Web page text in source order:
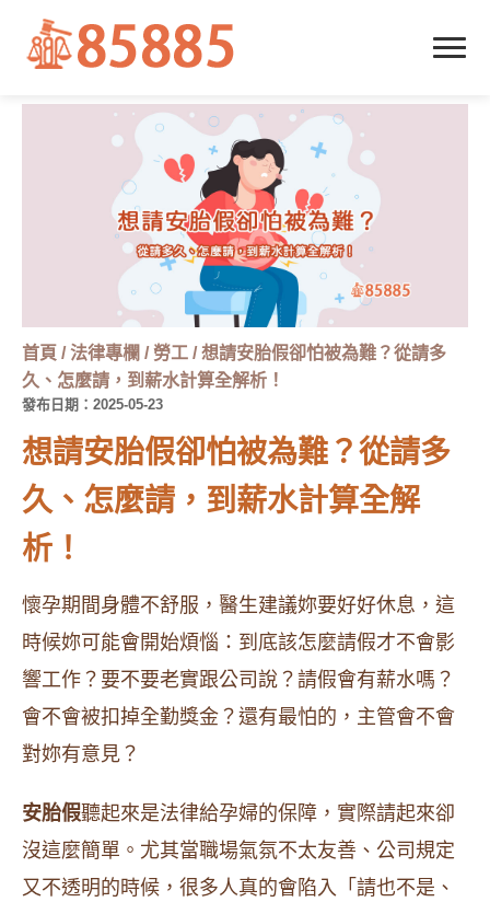
首頁 /法律專欄 /勞工 /想請安胎假卻怕被為難？從請多
久、怎麼請，到薪水計算全解析！
發布日期：2025-05-23
想請安胎假卻怕被為難？從請多
久、怎麼請，到薪水計算全解
析！
懷孕期間身體不舒服，醫生建議妳要好好休息，這
時候妳可能會開始煩惱：到底該怎麼請假才不會影
響工作？要不要老實跟公司說？請假會有薪水嗎？
會不會被扣掉全勤獎金？還有最怕的，主管會不會
對妳有意見？
安胎假聽起來是法律給孕婦的保障，實際請起來卻
沒這麼簡單。尤其當職場氣氛不太友善、公司規定
又不透明的時候，很多人真的會陷入「請也不是、